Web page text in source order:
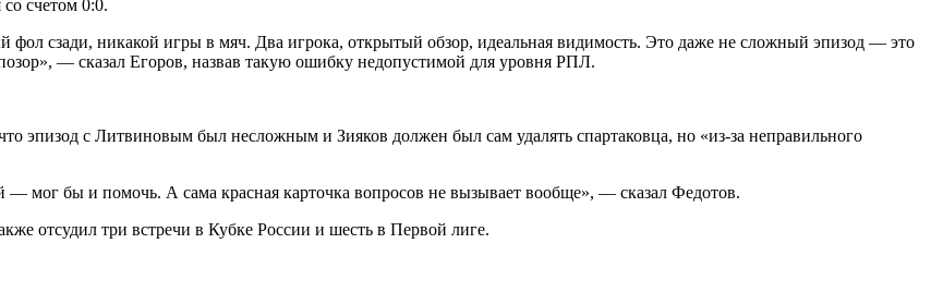
счетом 0:0.
сзади, никакой игры в мяч. Два игрока, открытый обзор, идеальная видимость. Это даже не сложный эпизод — это
— сказал Егоров, назвав такую ошибку недопустимой для уровня РПЛ.
эпизод с Литвиновым был несложным и Зияков должен был сам удалять спартаковца, но «из-за неправильного
мог бы и помочь. А сама красная карточка вопросов не вызывает вообще», — сказал Федотов.
отсудил три встречи в Кубке России и шесть в Первой лиге.